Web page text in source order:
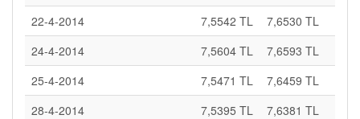
22-4-2014
7,5542 TL
7,6530 TL
24-4-2014
7,5604 TL
7,6593 TL
25-4-2014
7,5471 TL
7,6459 TL
28-4-2014
7,5395 TL
7,6381 TL